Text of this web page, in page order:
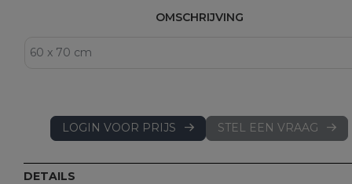
OMSCHRIJVING
LOGIN VOOR PRIJS STEL EEN VRAAG
DETAILS